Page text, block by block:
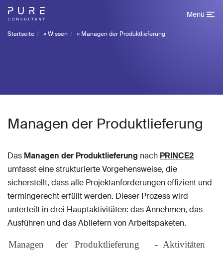
Menü
Startseite »Wissen » Managen der Produktlieferung
Managen der Produktlieferung
Das Managen der Produktlieferung nach PRINCE2
umfasst eine strukturierte Vorgehensweise, die
sicherstellt, dass alle Projektanforderungen effizient und
termingerecht erfüllt werden. Dieser Prozess wird
unterteilt in drei Hauptaktivitäten: das Annehmen, das
Ausführen und das Abliefern von Arbeitspaketen.